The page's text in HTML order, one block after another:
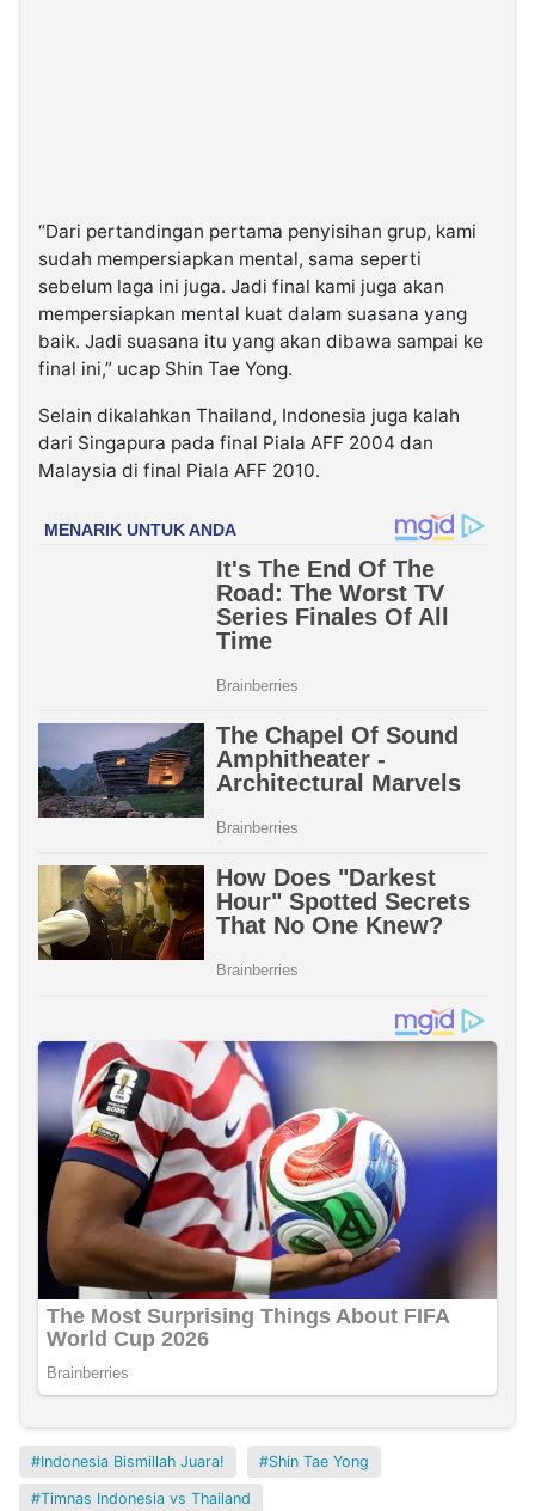
“Dari pertandingan pertama penyisihan grup, kami
sudah mempersiapkan mental, sama seperti
sebelum laga ini juga. Jadi final kami juga akan
mempersiapkan mental kuat dalam suasana yang
baik. Jadi suasana itu yang akan dibawa sampai ke
final ini,” ucap Shin Tae Yong.
Selain dikalahkan Thailand, Indonesia juga kalah
dari Singapura pada final Piala AFF 2004 dan
Malaysia di final Piala AFF 2010.
Indonesia Bismillah Juara! Shin Tae Yong
Timnas Indonesia vs Thailand